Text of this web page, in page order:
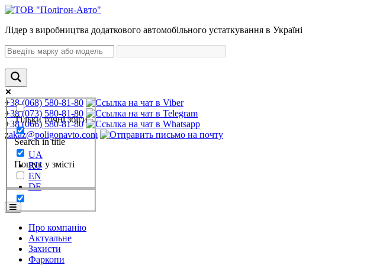
Лідер з виробництва додаткового автомобільного устаткування в Україні
Тільки точні збіги
Search in title
Пошук у змісті
+38 (068) 580-81-80
+38 (073) 580-81-80
+38 (066) 580-81-80
zakaz@poligonavto.com
UA
RU
EN
DE
Про компанію
Актуальне
Захисти
Фаркопи